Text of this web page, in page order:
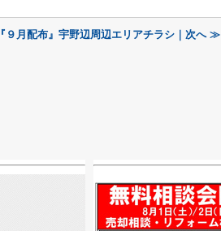
『９月配布』宇野辺周辺エリアチラシ｜次へ ≫